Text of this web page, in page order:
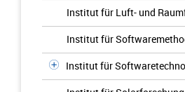
Institut für Luft- und
Institut für
Institut für